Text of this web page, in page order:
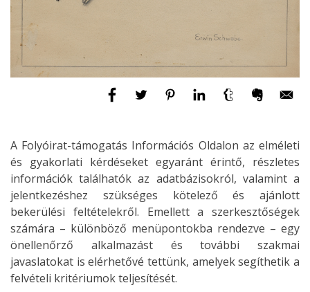
A Folyóirat-támogatás Információs Oldalon az elméleti
és gyakorlati kérdéseket egyaránt érintő, részletes
információk találhatók az adatbázisokról, valamint a
jelentkezéshez szükséges kötelező és ajánlott
bekerülési feltételekről. Emellett a szerkesztőségek
számára – különböző menüpontokba rendezve – egy
önellenőrző alkalmazást és további szakmai
javaslatokat is elérhetővé tettünk, amelyek segíthetik a
felvételi kritériumok teljesítését.